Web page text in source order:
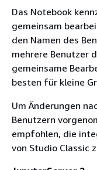
Das Notebook
gemeinsam
den Namen des
mehrere Benutzer
gemeinsame
besten für kleine
Um Änderungen
Benutzern
empfohlen, die
von Studio Classic